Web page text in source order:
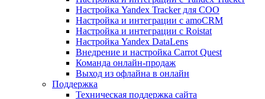
Настройка Yandex Tracker для СОО
Настройка и интеграции с amoCRM
Настройка и интеграции с Roistat
Настройка Yandex DataLens
Внедрение и настройка Carrot Quest
Команда онлайн-продаж
Выход из офлайна в онлайн
Поддержка
Техническая поддержка сайта